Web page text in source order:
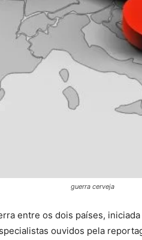
guerra cerveja
entre os dois países,
ouvidos pela